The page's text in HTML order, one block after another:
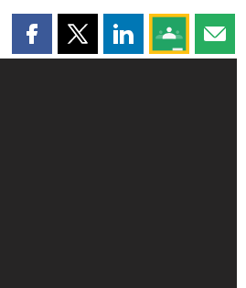
Partager cette page sur
Partager cette page sur X
Partager cette
Partagez